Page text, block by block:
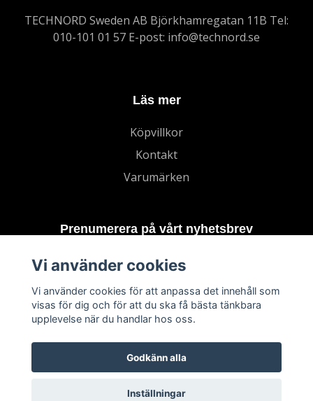
TECHNORD Sweden AB Björkhamregatan 11B Tel:
010-101 01 57 E-post: info@technord.se
Läs mer
Köpvillkor
Kontakt
Varumärken
Prenumerera på vårt nyhetsbrev
Vi använder cookies
Vi använder cookies för att anpassa det innehåll som
visas för dig och för att du ska få bästa tänkbara
upplevelse när du handlar hos oss.
Godkänn alla
Inställningar